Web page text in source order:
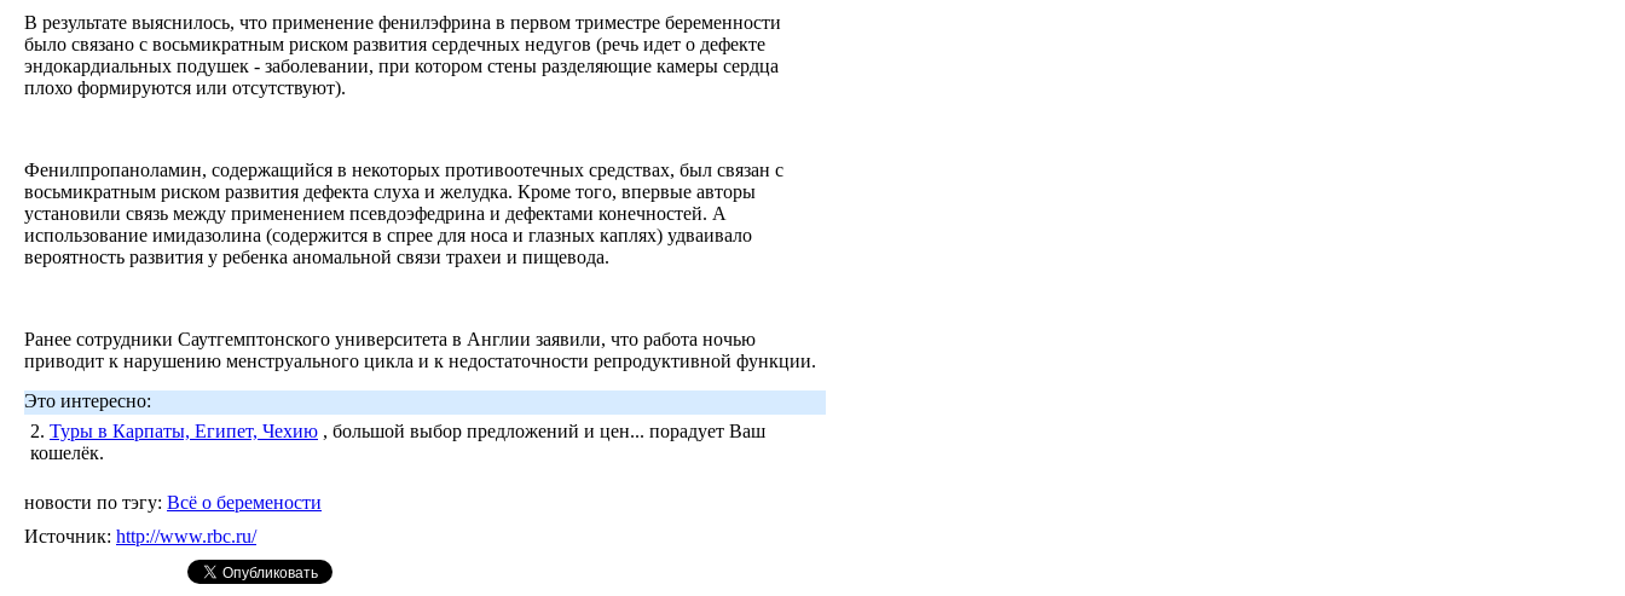
В результате выяснилось, что применение фенилэфрина в первом триместре беременности
было связано с восьмикратным риском развития сердечных недугов (речь идет о дефекте
эндокардиальных подушек - заболевании, при котором стены разделяющие камеры сердца
плохо формируются или отсутствуют).
Фенилпропаноламин, содержащийся в некоторых противоотечных средствах, был связан с
восьмикратным риском развития дефекта слуха и желудка. Кроме того, впервые авторы
установили связь между применением псевдоэфедрина и дефектами конечностей. А
использование имидазолина (содержится в спрее для носа и глазных каплях) удваивало
вероятность развития у ребенка аномальной связи трахеи и пищевода.
Ранее сотрудники Саутгемптонского университета в Англии заявили, что работа ночью
приводит к нарушению менструального цикла и к недостаточности репродуктивной функции.
Это интересно:
2. Туры в Карпаты, Египет, Чехию , большой выбор предложений и цен... порадует Ваш
кошелёк.
новости по тэгу: Всё о беремености
Источник: http://www.rbc.ru/